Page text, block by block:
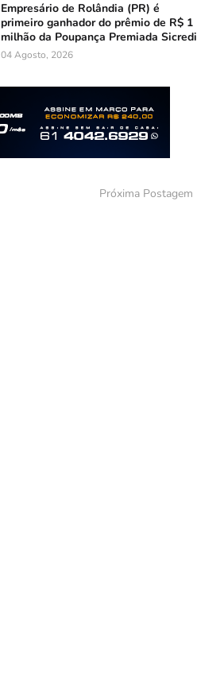
Empresário de Rolândia (PR) é
primeiro ganhador do prêmio de R$ 1
milhão da Poupança Premiada Sicredi
04 Agosto, 2026
Próxima Postagem